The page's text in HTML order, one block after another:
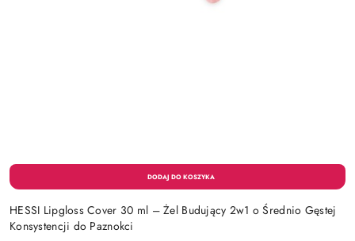
HESSI Lipgloss Cover 30 ml – Żel Budujący 2w1 o Średnio Gęstej
Konsystencji do Paznokci